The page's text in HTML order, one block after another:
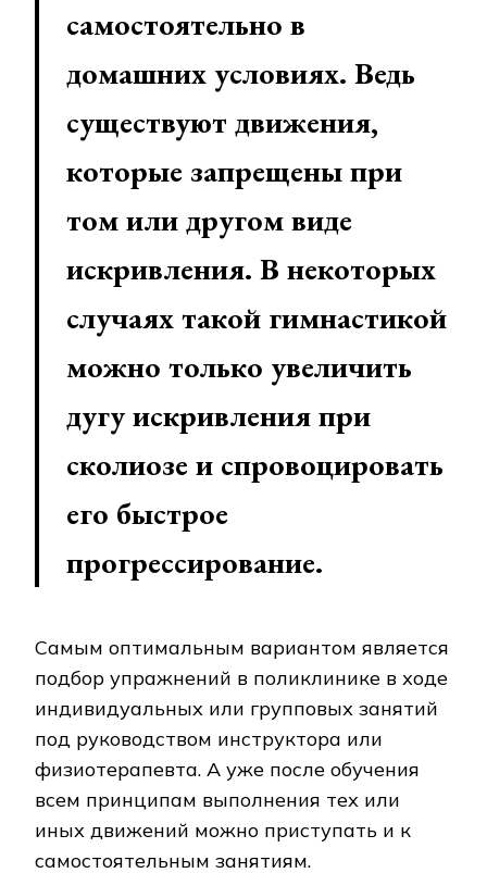
самостоятельно в
домашних условиях. Ведь
существуют движения,
которые запрещены при
том или другом виде
искривления. В некоторых
случаях такой гимнастикой
можно только увеличить
дугу искривления при
сколиозе и спровоцировать
его быстрое
прогрессирование.
Самым оптимальным вариантом является
подбор упражнений в поликлинике в ходе
индивидуальных или групповых занятий
под руководством инструктора или
физиотерапевта. А уже после обучения
всем принципам выполнения тех или
иных движений можно приступать и к
самостоятельным занятиям.